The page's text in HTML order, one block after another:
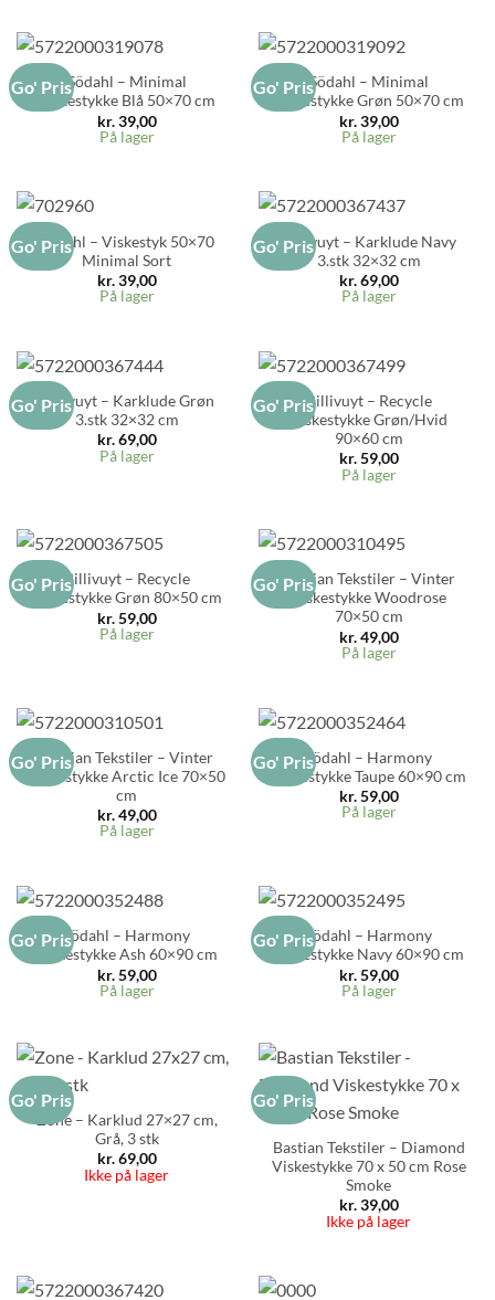
Go' PrisSödahl – Minimal
Viskestykke Blå 50×70 cm
kr.39,00
På lager
Go' PrisSödahl – Minimal
Viskestykke Grøn 50×70 cm
kr.39,00
På lager
Go' PrisSödahl – Viskestyk 50×70
Minimal Sort
kr.39,00
På lager
Go' PrisPillivuyt – Karklude Navy
3.stk 32×32 cm
kr.69,00
På lager
Go' PrisPillivuyt – Karklude Grøn
3.stk 32×32 cm
kr.69,00
På lager
Go' PrisPillivuyt – Recycle
Viskestykke Grøn/Hvid
90×60 cm
kr.59,00
På lager
Go' PrisPillivuyt – Recycle
Viskestykke Grøn 80×50 cm
kr.59,00
På lager
Go' PrisBastian Tekstiler – Vinter
Viskestykke Woodrose
70×50 cm
kr.49,00
På lager
Go' PrisBastian Tekstiler – Vinter
Viskestykke Arctic Ice 70×50
cm
kr.49,00
På lager
Go' PrisSödahl – Harmony
Viskestykke Taupe 60×90 cm
kr.59,00
På lager
Go' PrisSödahl – Harmony
Viskestykke Ash 60×90 cm
kr.59,00
På lager
Go' PrisSödahl – Harmony
Viskestykke Navy 60×90 cm
kr.59,00
På lager
Go' Pris
Zone – Karklud 27×27 cm,
Grå, 3 stk
kr.69,00
Ikke på lager
Go' Pris
Bastian Tekstiler – Diamond
Viskestykke 70 x 50 cm Rose
Smoke
kr.39,00
Ikke på lager